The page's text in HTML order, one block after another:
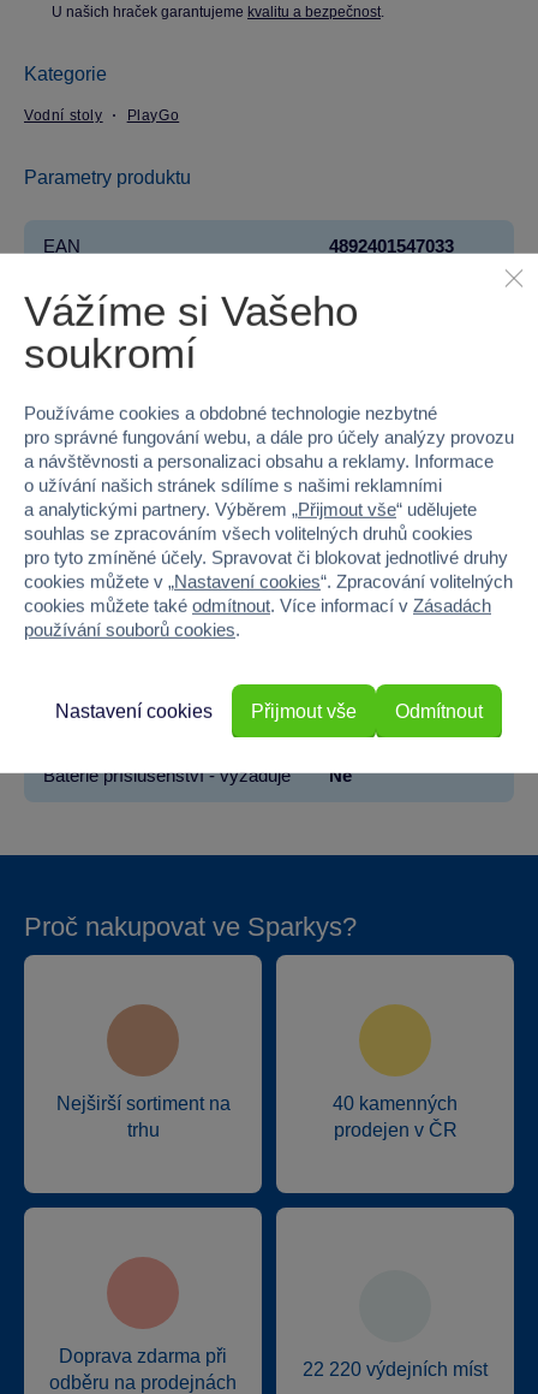
U našich hraček garantujeme kvalitu a bezpečnost.
Kategorie
Vodní stoly PlayGo
Parametry produktu
EAN 4892401547033
Kód produktu 49P-54703
Značka
Věk od 18 měsíců
Pohlaví HOLKA, KLUK
Materiál PLAST
Šířka 28.5
Výška 38
Hmotnost v gramech 1200
Baterie příslušenství - vyžaduje Ne
Proč nakupovat ve Sparkys?
Nejširší sortiment na
trhu
40 kamenných
prodejen v ČR
Doprava zdarma při
odběru na prodejnách
22 220 výdejních míst
Vážíme si Vašeho
soukromí
Používáme cookies a obdobné technologie nezbytné
pro správné fungování webu, a dále pro účely analýzy provozu
a návštěvnosti a personalizaci obsahu a reklamy. Informace
o užívání našich stránek sdílíme s našimi reklamními
a analytickými partnery. Výběrem „Přijmout vše“ udělujete
souhlas se zpracováním všech volitelných druhů cookies
pro tyto zmíněné účely. Spravovat či blokovat jednotlivé druhy
cookies můžete v „Nastavení cookies“. Zpracování volitelných
cookies můžete také odmítnout. Více informací v Zásadách
používání souborů cookies.
Odmítnout
Nastavení cookies Přijmout vše